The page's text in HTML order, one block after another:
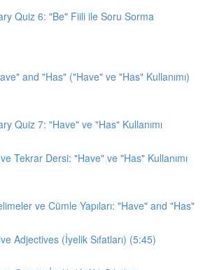
Quiz 6: "Be" Fiili ile Soru Sorma
and "Has" ("Have" ve "Has" Kullanımı)
Quiz 7: "Have" ve "Has" Kullanımı
Tekrar Dersi: "Have" ve "Has" Kullanımı
ve Cümle Yapıları: "Have" and "Has"
Adjectives (İyelik Sıfatları) (5:45)